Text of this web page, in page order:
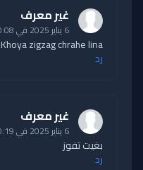
غير معرف
6 يناير 2025 في 10:08 م
Khoya zigzag chrahe lina❤️
رد
غير معرف
6 يناير 2025 في 10:19 م
بغيت تفوز
رد